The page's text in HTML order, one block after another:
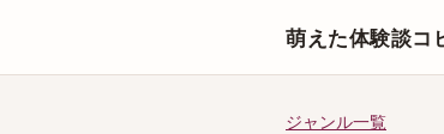
萌えた体験談コ
ジャンル一覧